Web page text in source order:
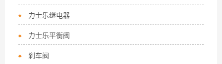
力士乐继电器
力士乐平衡阀
刹车阀